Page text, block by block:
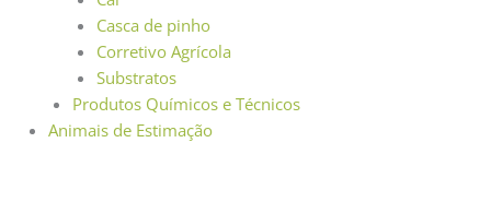
Casca de pinho
Corretivo Agrícola
Substratos
Produtos Químicos e Técnicos
Animais de Estimação